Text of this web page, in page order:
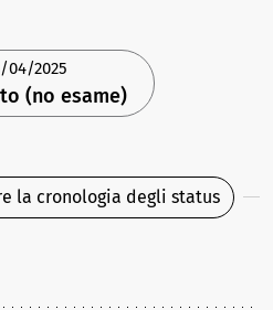
04/2025
(no esame)
la cronologia degli status